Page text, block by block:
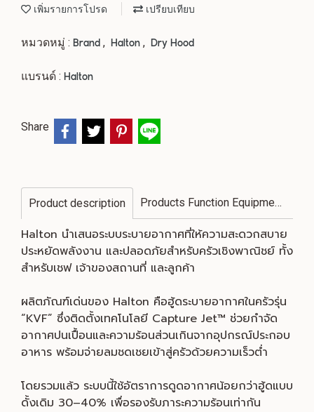
เพิ่มรายการโปรด เปรียบเทียบ
หมวดหมู่ : Brand , Halton , Dry Hood
แบรนด์ : Halton
Share
Product description Products Function Equipment
Halton นำเสนอระบบระบายอากาศที่ให้ความสะดวกสบาย
ประหยัดพลังงาน และปลอดภัยสำหรับครัวเชิงพาณิชย์ ทั้ง
สำหรับเชฟ เจ้าของสถานที่ และลูกค้า
ผลิตภัณฑ์เด่นของ Halton คือฮู้ดระบายอากาศในครัวรุ่น
“KVF” ซึ่งติดตั้งเทคโนโลยี Capture Jet™ ช่วยกำจัด
อากาศปนเปื้อนและความร้อนส่วนเกินจากอุปกรณ์ประกอบ
อาหาร พร้อมจ่ายลมชดเชยเข้าสู่ครัวด้วยความเร็วต่ำ
โดยรวมแล้ว ระบบนี้ใช้อัตราการดูดอากาศน้อยกว่าฮู้ดแบบ
ดั้งเดิม 30–40% เพื่อรองรับภาระความร้อนเท่ากัน